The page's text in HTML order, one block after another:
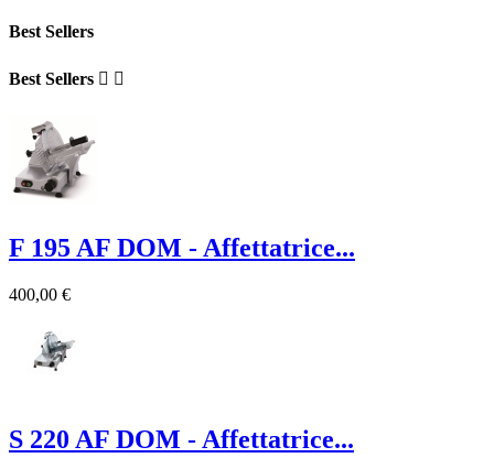
Best Sellers
Best Sellers  
F 195 AF DOM - Affettatrice...
400,00 €
S 220 AF DOM - Affettatrice...